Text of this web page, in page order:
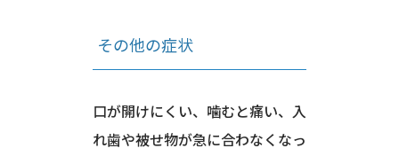
その他の症状
口が開けにくい、噛むと痛い、入
れ歯や被せ物が急に合わなくなっ